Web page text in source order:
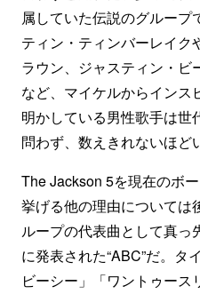
属していた伝説のグループ
ティン・ティンバーレイク
ラウン、ジャスティン・ビ
など、マイケルからインス
明かしている男性歌手は世
問わず、数えきれないほど
The Jackson 5を現在のボ
挙げる他の理由については
ループの代表曲として真
に発表された“ABC”だ。タ
ビーシー」「ワントゥース